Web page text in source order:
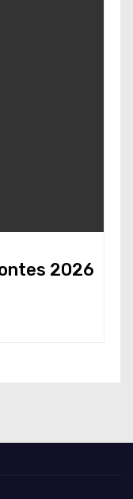
2026